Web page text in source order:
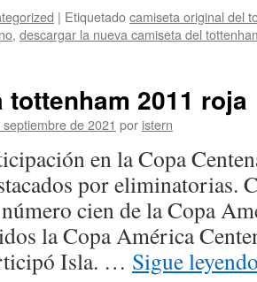
| Etiquetadocamiseta original del
, descargar la nueva camiseta del
tottenham 2011 roja
de 2021 por istern
en la Copa
por eliminatorias.
cien de la Copa
la Copa América
Isla. … Sigue